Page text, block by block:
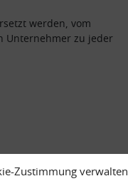
Zustimmung verwalten
werden, vom
Unternehmer zu jeder